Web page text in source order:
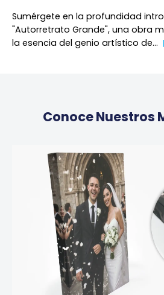
Sumérgete en la profundidad
"Autorretrato Grande", una obra
la esencia del genio artístico de...
Conoce Nuestros